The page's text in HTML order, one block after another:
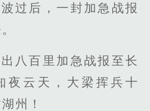
过后，一封加急战报
八百里加急战报至长
夜云天，大梁挥兵十
州！